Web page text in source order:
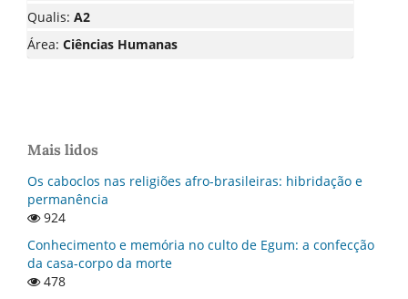
Qualis: A2
Área: Ciências Humanas
Mais lidos
Os caboclos nas religiões afro-brasileiras: hibridação e
permanência
924
Conhecimento e memória no culto de Egum: a confecção
da casa-corpo da morte
478